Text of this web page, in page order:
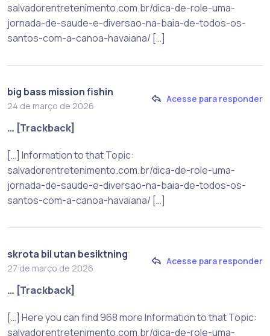
salvadorentretenimento.com.br/dica-de-role-uma-
jornada-de-saude-e-diversao-na-baia-de-todos-os-
santos-com-a-canoa-havaiana/ […]
big bass mission fishin
24 de março de 2026
Acesse para responder
… [Trackback]
[…] Information to that Topic:
salvadorentretenimento.com.br/dica-de-role-uma-
jornada-de-saude-e-diversao-na-baia-de-todos-os-
santos-com-a-canoa-havaiana/ […]
skrota bil utan besiktning
27 de março de 2026
Acesse para responder
… [Trackback]
[…] Here you can find 968 more Information to that Topic:
salvadorentretenimento.com.br/dica-de-role-uma-